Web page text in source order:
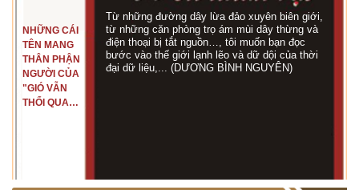
NHỮNG CÁI
TÊN MANG
THÂN PHẬN
NGƯỜI CỦA
"GIÓ VẪN
THỔI QUA
Từ những đường dây lừa đảo xuyên biên giới,
từ những căn phòng trọ ám mùi dây thừng và
điện thoại bị tắt nguồn…, tôi muốn bạn đọc
bước vào thế giới lạnh lẽo và dữ dội của thời
đại dữ liệu,... (DƯƠNG BÌNH NGUYÊN)